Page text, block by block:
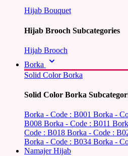
Hijab Bouquet
Hijab Brooch Subcategories
Hijab Brooch
Borka
Solid Color Borka
Solid Color Borka
Borka - Code : B001 Borka -
B008 Borka - Code : B011
Code : B018 Borka - Code :
Borka - Code : B034 Borka -
Namajer Hijab